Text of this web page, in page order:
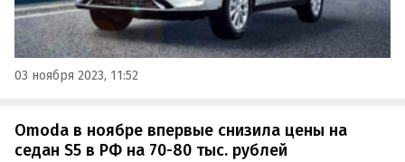
03 ноября 2023, 11:52
Omoda в ноябре впервые снизила цены на
седан S5 в РФ на 70-80 тыс. рублей